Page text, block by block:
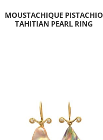
MOUSTACHIQUE PISTACHIO
TAHITIAN PEARL RING